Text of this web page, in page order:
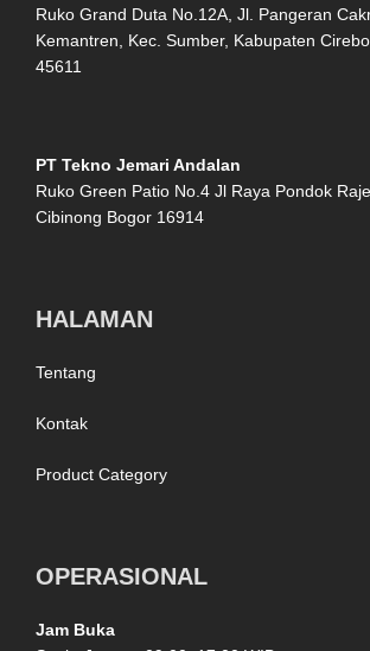
Ruko Grand Duta No.12A, Jl. Pangeran
Kemantren, Kec. Sumber, Kabupaten
45611
PT Tekno Jemari Andalan
Ruko Green Patio No.4 Jl Raya Pondok
Cibinong Bogor 16914
HALAMAN
Tentang
Kontak
Product Category
OPERASIONAL
Jam Buka